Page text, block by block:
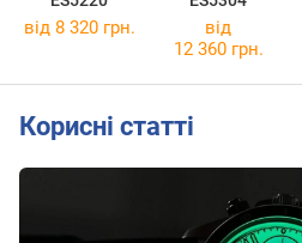
від 8 320 грн.
від
12 360 грн.
Корисні статті